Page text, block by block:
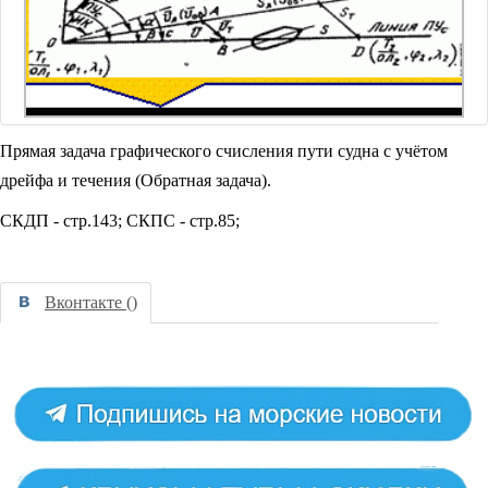
Прямая задача графического счисления пути судна с учётом
дрейфа и течения (Обратная задача).
СКДП - стр.143; СКПС - стр.85;
Вконтакте ()